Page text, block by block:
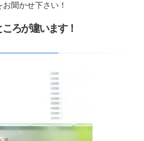
聞かせ下さい！
ろが違います！